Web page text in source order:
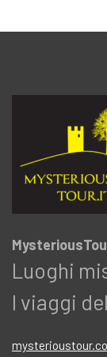
Luoghi
I viaggi